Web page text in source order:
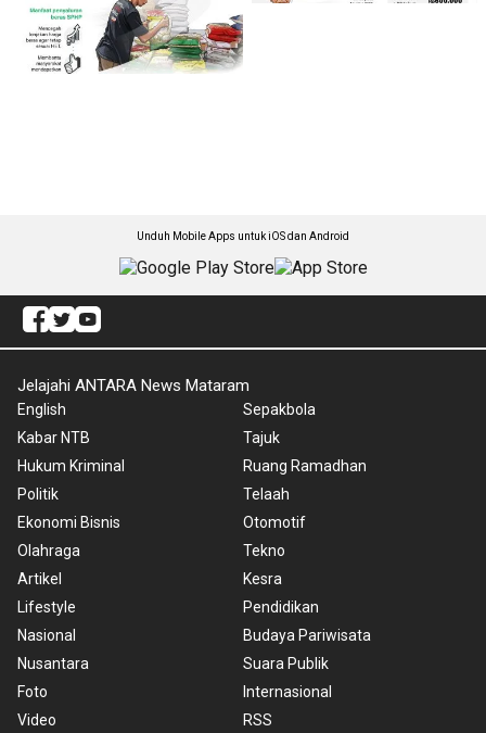
Unduh Mobile Apps untuk iOS dan Android
Jelajahi ANTARA News Mataram
English
Kabar NTB
Hukum Kriminal
Politik
Ekonomi Bisnis
Olahraga
Artikel
Lifestyle
Nasional
Nusantara
Foto
Video
Sepakbola
Tajuk
Ruang Ramadhan
Telaah
Otomotif
Tekno
Kesra
Pendidikan
Budaya Pariwisata
Suara Publik
Internasional
RSS